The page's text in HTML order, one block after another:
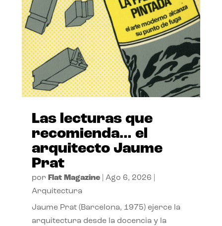
Las lecturas que
recomienda… el
arquitecto Jaume
Prat
por Flat Magazine| Ago 6, 2026
Arquitectura
Jaume Prat (Barcelona, 1975) ejerce la
arquitectura desde la docencia y la